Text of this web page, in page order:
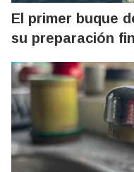
El primer buque
su preparación